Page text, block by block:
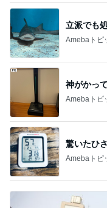
立派でも
Amebaトピ
神がかっ
Amebaトピ
驚いたひ
Amebaトピ